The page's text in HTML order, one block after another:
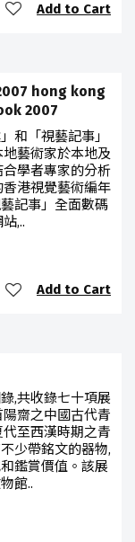
Add to Cart
hong kong
2007
和「視藝記事」
藝術家於本地及
學者專家的分析
港視覺藝術編年
記事」全面數碼
,..
Add to Cart
,共收錄七十項展
齋之中國古代青
至西漢時期之青
少帶銘文的器物,
鑑賞價值。該展
館..